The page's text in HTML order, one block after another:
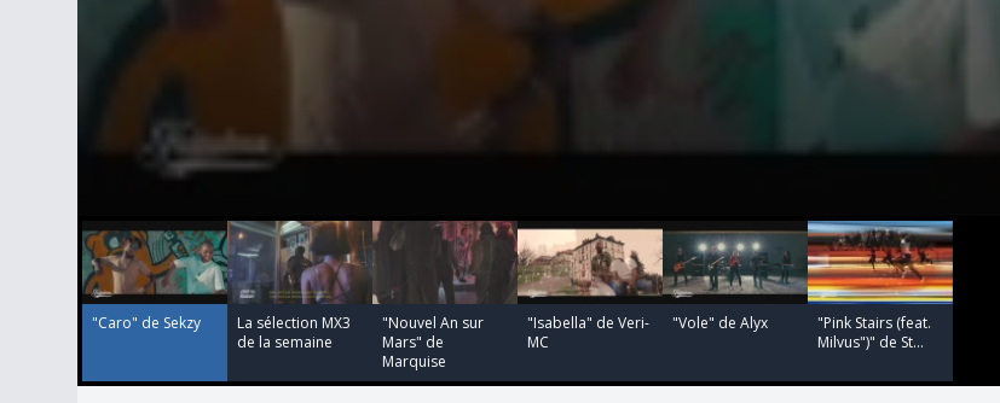
seconds
of
3
minutes,
44"Caro" de Sekzy
La sélection MX3
de la semaine
"Nouvel An sur
Mars" de
Marquise
"Isabella" de Veri-
MC
"Vole" de Alyx
"Pink Stairs (feat.
Milvus")" de St...